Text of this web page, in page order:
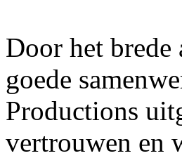
Door het brede
goede
Productions
vertrouwen en